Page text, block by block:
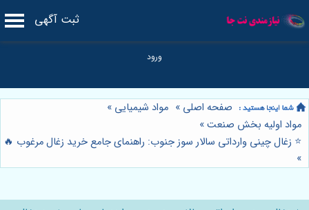
ثبت آگهی
صفحه اصلی » مواد شیمیایی »
مواد اولیه بخش صنعت»
⭐️ زغال چینی وارداتی سالار سوز جنوب: راهنمای جامع خرید زغال مرغوب 🔥
»